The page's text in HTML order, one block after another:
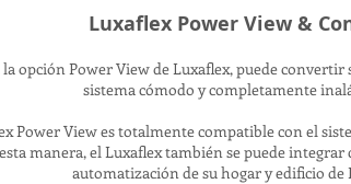
Luxaflex Power View &
opción Power View de Luxaflex, puede
sistema cómodo y completamente
Power View es totalmente compatible con el
esta manera, el Luxaflex también se puede
automatización de su hogar y edificio de